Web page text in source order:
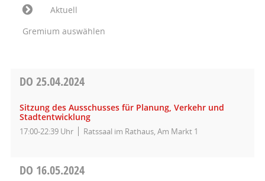
Aktuell
Gremium auswählen
DO 25.04.2024
Sitzung des Ausschusses für Planung, Verkehr und
Stadtentwicklung
17:00-22:39 Uhr Ratssaal im Rathaus, Am Markt 1
DO 16.05.2024